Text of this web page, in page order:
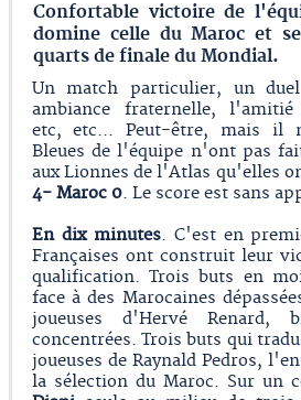
Confortable victoire de
domine celle du Maroc et
quarts de finale du Mondial.
Un match particulier, un
ambiance fraternelle, l'amitié
etc, etc... Peut-être, mais il
Bleues de l'équipe n'ont pas
aux Lionnes de l'Atlas qu'elles
4- Maroc 0. Le score est sans
En dix minutes. C'est en
Françaises ont construit leur
qualification. Trois buts en
face à des Marocaines
joueuses d'Hervé
concentrées. Trois buts qui
joueuses de Raynald Pedros,
la sélection du Maroc. Sur un